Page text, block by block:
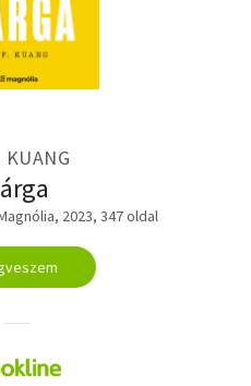
KUANG
2023, 347 oldal